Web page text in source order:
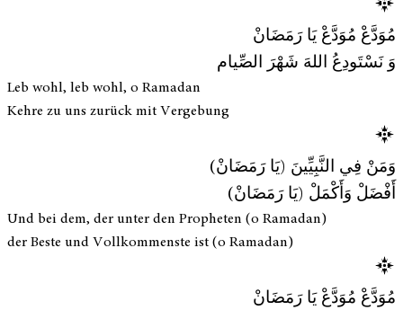
مُوَدَّعْ مُوَدَّعْ يَا رَمَضَانْ
وَ نَسْتَودِعُ اللهَ شَهْرَ الصِّيام
Leb wohl, leb wohl, o Ramadan
Kehre zu uns zurück mit Vergebung
وَمَنْ فِي النَّبِيِّينَ (يَا رَمَضَانْ)
أَفْضَلْ وَأَكْمَلْ (يَا رَمَضَانْ)
Und bei dem, der unter den Propheten (o Ramadan)
der Beste und Vollkommenste ist (o Ramadan)
مُوَدَّعْ مُوَدَّعْ يَا رَمَضَانْ